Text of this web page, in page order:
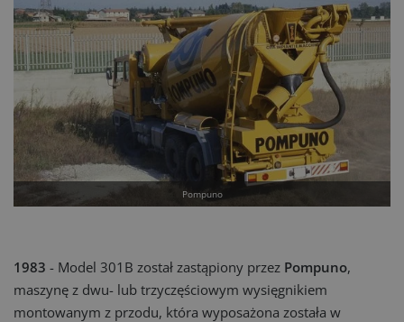
Pompuno
1983 - Model 301B został zastąpiony przez Pompuno,
maszynę z dwu- lub trzyczęściowym wysięgnikiem
montowanym z przodu, która wyposażona została w